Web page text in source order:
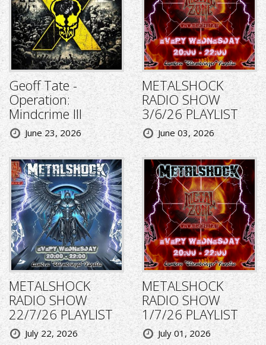
Geoff Tate -
Operation:
Mindcrime III
June 23, 2026
METALSHOCK
RADIO SHOW
3/6/26 PLAYLIST
June 03, 2026
METALSHOCK
RADIO SHOW
22/7/26 PLAYLIST
July 22, 2026
METALSHOCK
RADIO SHOW
1/7/26 PLAYLIST
July 01, 2026